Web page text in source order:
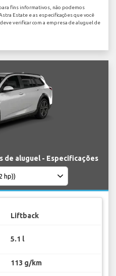
fins informativos, não podemos
Estate e as especificações que você
verificar com a empresa de aluguel de
de aluguel - Especificações
Liftback
5.1 l
113 g/km